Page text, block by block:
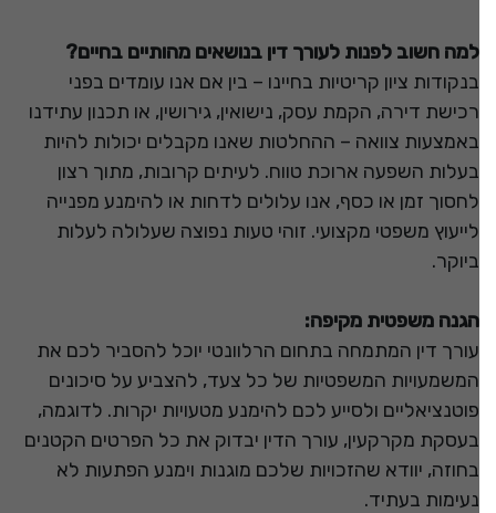
למה חשוב לפנות לעורך דין בנושאים מהותיים בחיים?
בנקודות ציון קריטיות בחיינו – בין אם אנו עומדים בפני
רכישת דירה, הקמת עסק, נישואין, גירושין, או תכנון עתידנו
באמצעות צוואה – ההחלטות שאנו מקבלים יכולות להיות
בעלות השפעה ארוכת טווח. לעיתים קרובות, מתוך רצון
לחסוך זמן או כסף, אנו עלולים לדחות או להימנע מפנייה
לייעוץ משפטי מקצועי. זוהי טעות נפוצה שעלולה לעלות
ביוקר.
הגנה משפטית מקיפה:
עורך דין המתמחה בתחום הרלוונטי יוכל להסביר לכם את
המשמעויות המשפטיות של כל צעד, להצביע על סיכונים
פוטנציאליים ולסייע לכם להימנע מטעויות יקרות. לדוגמה,
בעסקת מקרקעין, עורך הדין יבדוק את כל הפרטים הקטנים
בחוזה, יוודא שהזכויות שלכם מוגנות וימנע הפתעות לא
נעימות בעתיד.